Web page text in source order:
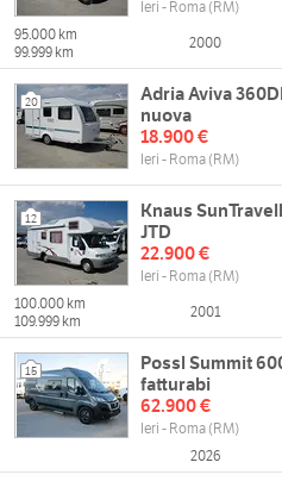
Ieri - Roma (RM)
95.000 km
99.999 km
2000
20
Adria Aviva
nuova
18.900 €
Ieri - Roma (RM)
12
Knaus
JTD
22.900 €
Ieri - Roma (RM)
100.000 km
109.999 km
2001
15
Possl Summit
fatturabi
62.900 €
Ieri - Roma (RM)
2026